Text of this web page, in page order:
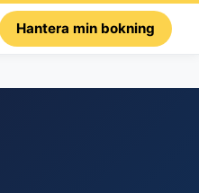
Hantera min bokning